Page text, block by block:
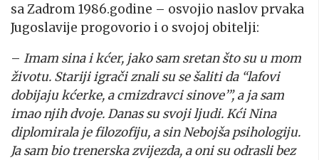
sa Zadrom 1986.godine – osvojio naslov prvaka
Jugoslavije progovorio i o svojoj obitelji:
– Imam sina i kćer, jako sam sretan što su u mom
životu. Stariji igrači znali su se šaliti da “lafovi
dobijaju kćerke, a cmizdravci sinove’”, a ja sam
imao njih dvoje. Danas su svoji ljudi. Kći Nina
diplomirala je filozofiju, a sin Nebojša psihologiju.
Ja sam bio trenerska zvijezda, a oni su odrasli bez